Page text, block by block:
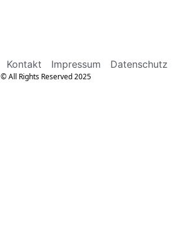
Kontakt Impressum Datenschutz
© All Rights Reserved 2025